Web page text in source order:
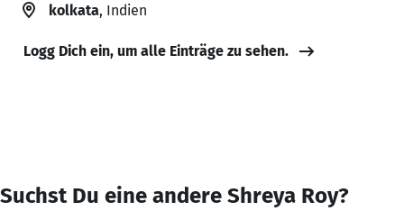
kolkata, Indien
Logg Dich ein, um alle Einträge zu sehen.
Suchst Du eine andere Shreya Roy?